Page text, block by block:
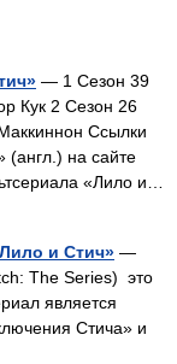
— 1 Сезон 39
Кук 2 Сезон 26
Ссылки
(англ.) на сайте
«Лило и…
и Стич» —
The Series) это
является
Стича» и